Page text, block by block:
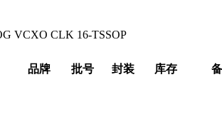
VCXO CLK 16-TSSOP
品牌 批号 封装 库存